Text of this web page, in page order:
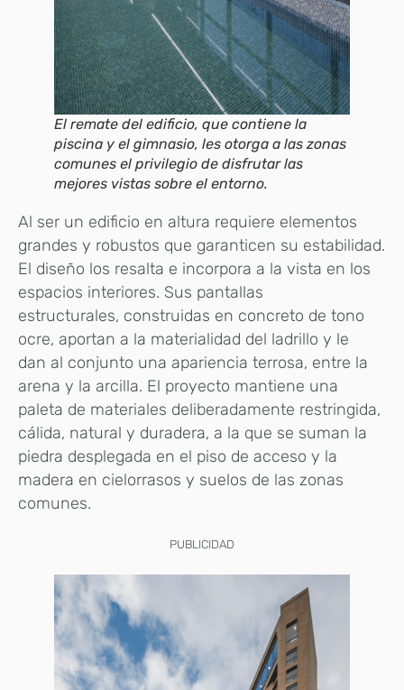
El remate del edificio, que contiene la
piscina y el gimnasio, les otorga a las zonas
comunes el privilegio de disfrutar las
mejores vistas sobre el entorno.
Al ser un edificio en altura requiere elementos
grandes y robustos que garanticen su estabilidad.
El diseño los resalta e incorpora a la vista en los
espacios interiores. Sus pantallas
estructurales, construidas en concreto de tono
ocre, aportan a la materialidad del ladrillo y le
dan al conjunto una apariencia terrosa, entre la
arena y la arcilla. El proyecto mantiene una
paleta de materiales deliberadamente restringida,
cálida, natural y duradera, a la que se suman la
piedra desplegada en el piso de acceso y la
madera en cielorrasos y suelos de las zonas
comunes.
PUBLICIDAD